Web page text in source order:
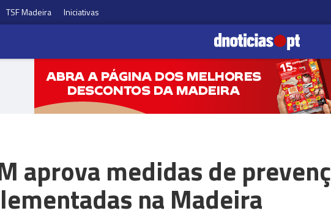
TSF Madeira Iniciativas
aprova medidas de
na Madeira